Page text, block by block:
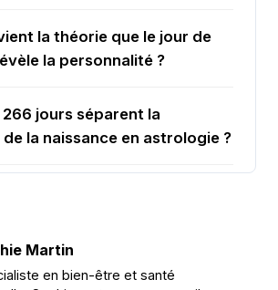
la théorie que le jour de
la personnalité ?
jours séparent la
la naissance en astrologie ?
Martin
en bien-être et santé